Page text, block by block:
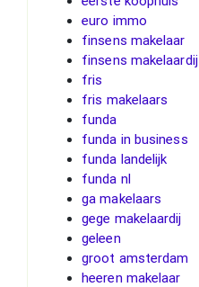
euro immo
finsens makelaar
finsens makelaardij
fris
fris makelaars
funda
funda in business
funda landelijk
funda nl
ga makelaars
gege makelaardij
geleen
groot amsterdam
heeren makelaar